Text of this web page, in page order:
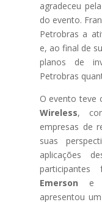
agradeceu
do evento.
Petrobras a
e, ao final de
planos de
Petrobras
O evento teve
Wireless,
empresas de
suas
aplicações
participantes
Emerson e
apresentou